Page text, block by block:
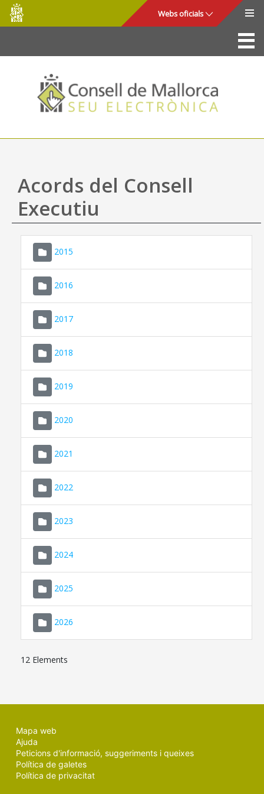
Salta al contingut principal
Consell
de
Mallorca
Webs oficials
La Seu
Consell de Mallorca
Accés i seguretat
Utilitats
Ajuda
Acords del Consell
Executiu
2015
2016
2017
2018
2019
2020
2021
2022
2023
2024
2025
2026
12 Elements
Mapa web
Ajuda
Peticions d'informació, suggeriments i queixes
Política de galetes
Política de privacitat